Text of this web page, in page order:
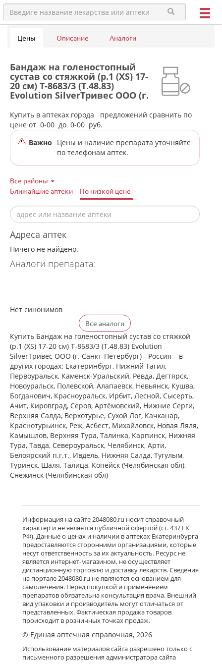
Цены Описание Аналоги
Бандаж на голеностопный
сустав со стяжкой (р.1 (XS) 17-
20 см) Т-8683/3 (Т.48.83)
Evolution SilverТривес ООО (г.
Санкт-Петербург) - Россия в
аптеках города Верхотурья
Купить в аптеках города
предложений сравнить по
цене от 0-00 до 0-00 руб.
Важно
Цены и наличие препарата уточняйте
по телефонам аптек.
Все районы
Ближайшие аптеки
По низкой цене
Адреса аптек
Ничего не найдено.
Аналоги препарата:
Нет синонимов
Все аналоги
Купить Бандаж на голеностопный сустав со стяжкой
(р.1 (XS) 17-20 см) Т-8683/3 (Т.48.83) Evolution
SilverТривес ООО (г. Санкт-Петербург) - Россия – в
других городах: Екатеринбург, Нижний Тагил,
Первоуральск, Каменск-Уральский, Ревда, Дегтярск,
Новоуральск, Полевской, Алапаевск, Невьянск, Кушва,
Богданович, Красноуральск, Ирбит, Лесной, Сысерть,
Ачит, Кировград, Серов, Артёмовский, Нижние Cерги,
Верхняя Салда, Верхотурье, Сухой Лог, Качканар,
Краснотурьинск, Реж, Асбест, Михайловск, Новая Ляля,
Камышлов, Верхняя Тура, Талинка, Карпинск, Нижняя
Тура, Тавда, Североуральск, Челябинск, Арти,
Белоярский п.г.т., Ивдель, Нижняя Салда, Тугулым,
Туринск, Шаля, Талица, Копейск (Челябинская обл),
Снежинск (Челябинская обл)
Информация на сайте 2048080.ru носит справочный
характер и не является публичной офертой (ст. 437 ГК
РФ). Данные о ценах и наличии в аптеках Екатеринбурга
предоставляются сторонними организациями, которые
несут ответственность за их актуальность. Ресурс не
является интернет-магазином, не осуществляет
дистанционную торговлю и доставку лекарств. Сведения
на портале 2048080.ru не являются основанием для
самолечения. Перед покупкой и применением
препаратов обязательна консультация врача. Внешний
вид упаковки и производитель могут отличаться от
представленных. Фактическая продажа товаров
происходит в розничных точках продаж.
© Единая аптечная справочная, 2026
Использование материалов сайта разрешено только с
письменного разрешения администратора сайта